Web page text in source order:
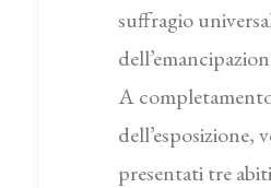
suffragio
A
dell’esposizione,
presentati tre